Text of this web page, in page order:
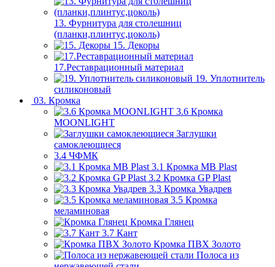
13. Фурнитура для столешниц
(планки,плинтус,цоколь)
15. Декоры
17.Реставрационный материал
19. Уплотнитель
силиконовый
03. Кромка
3.6 Кромка
MOONLIGHT
Заглушки
самоклеющиеся
3.4 ЧФМК
3.1 Кромка MB Plast
3.2 Кромка GP Plast
3.3 Кромка Увадрев
3.5 Кромка
меламиновая
Кромка Глянец
3.7 Кант
Кромка ПВХ Золото
Полоса из